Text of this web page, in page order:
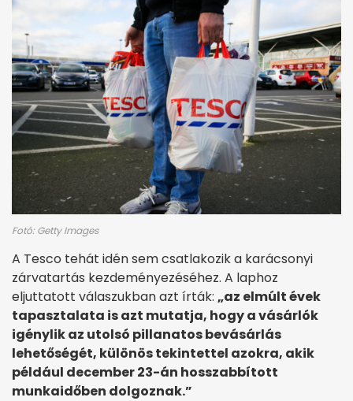
Fotó: Getty Images
A Tesco tehát idén sem csatlakozik a karácsonyi
zárvatartás kezdeményezéséhez. A laphoz
eljuttatott válaszukban azt írták: „az elmúlt évek
tapasztalata is azt mutatja, hogy a vásárlók
igénylik az utolsó pillanatos bevásárlás
lehetőségét, különös tekintettel azokra, akik
például december 23-án hosszabbított
munkaidőben dolgoznak.”